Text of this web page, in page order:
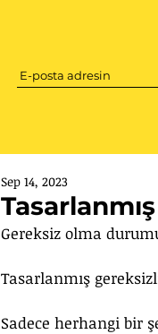
Sep 14, 2023
Gereksiz olma
Tasarlanmış
Sadece herhangi bir